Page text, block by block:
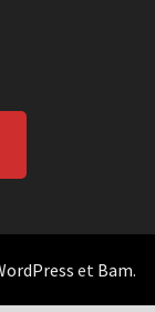
et Bam.